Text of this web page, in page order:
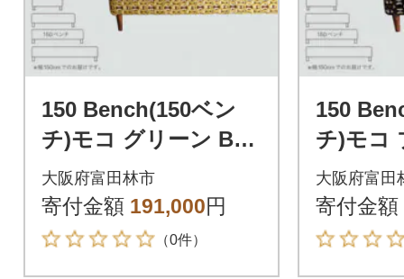
150 Bench(150ベン
チ)モコ グリーン BR
鉛筆脚【SWOF】
大阪府富田林市
寄付金額 191,000円
（0件）
150
チ)モコ
鉛筆脚
大阪府富田
寄付金額